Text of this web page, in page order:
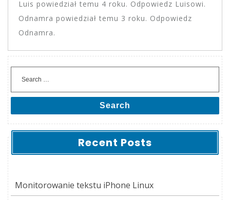
Luis powiedział temu 4 roku. Odpowiedz Luisowi.
Odnamra powiedział temu 3 roku. Odpowiedz
Odnamra.
Search
Recent Posts
Monitorowanie tekstu iPhone Linux